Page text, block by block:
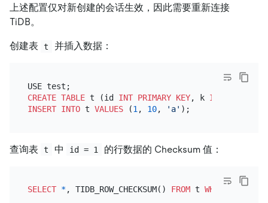
上述配置仅对新创建的会话生效，因此需要重新连接
TiDB。
创建表 t 并插入数据：
CREATE TABLE t (id INT PRIMARY KEY, k INT
INSERT INTO t VALUES (1 , 10, 'a'
查询表 t 中 id = 1 的行数据的 Checksum 值：
SELECT *, TIDB_ROW_CHECKSUM() FROM t WHERE id =